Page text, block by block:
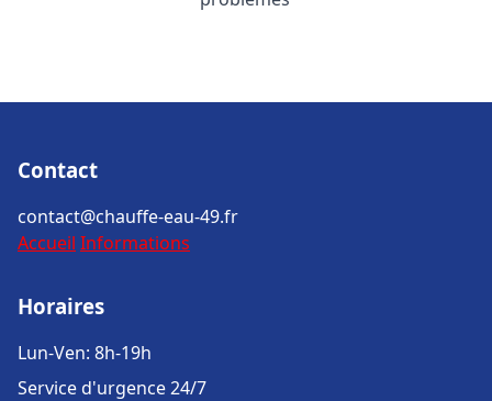
Contact
contact@chauffe-eau-49.fr
Accueil Informations
Horaires
Lun-Ven: 8h-19h
Service d'urgence 24/7